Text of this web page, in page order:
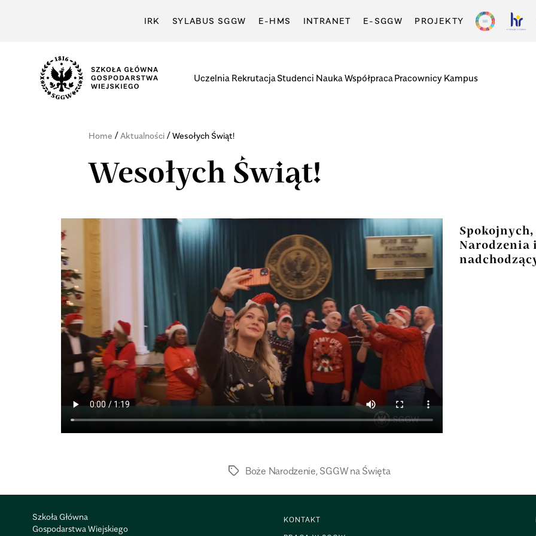
IRK SYLABUS SGGW E-HMS INTRANET E-SGGW PROJEKTY
Uczelnia Rekrutacja Studenci Nauka Współpraca Pracownicy Kampus
Home /Aktualności/Wesołych Świąt!
Wesołych Świąt!
Spokojnych,
Narodzenia
Boże Narodzenie, SGGW na Święta
Szkoła Główna
Gospodarstwa Wiejskiego
KONTAKT